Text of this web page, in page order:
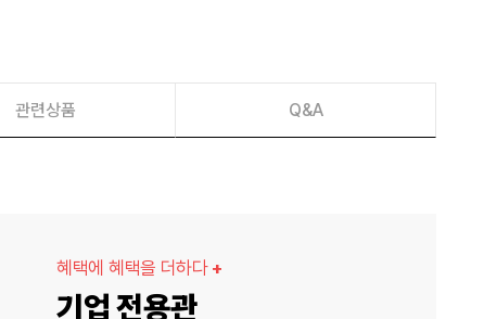
관련상품 Q&A
혜택에 혜택을 더하다 +
기업 전용관